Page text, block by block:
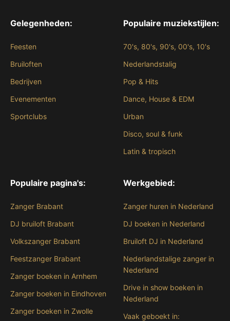
Gelegenheden:
Feesten
Bruiloften
Bedrijven
Evenementen
Sportclubs
Populaire muziekstijlen:
70's, 80's, 90's, 00's, 10's
Nederlandstalig
Pop & Hits
Dance, House & EDM
Urban
Disco, soul & funk
Latin & tropisch
Populaire pagina's:
Zanger Brabant
DJ bruiloft Brabant
Volkszanger Brabant
Feestzanger Brabant
Zanger boeken in Arnhem
Zanger boeken in Eindhoven
Zanger boeken in Zwolle
Werkgebied:
Zanger huren in Nederland
DJ boeken in Nederland
Bruiloft DJ in Nederland
Nederlandstalige zanger in
Nederland
Drive in show boeken in
Nederland
Vaak geboekt in: